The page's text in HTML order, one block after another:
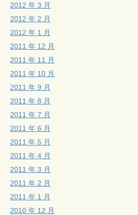
2012 年 3 月
2012 年 2 月
2012 年 1 月
2011 年 12 月
2011 年 11 月
2011 年 10 月
2011 年 9 月
2011 年 8 月
2011 年 7 月
2011 年 6 月
2011 年 5 月
2011 年 4 月
2011 年 3 月
2011 年 2 月
2011 年 1 月
2010 年 12 月